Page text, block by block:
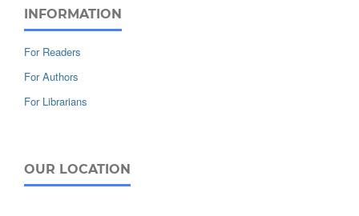
INFORMATION
For Readers
For Authors
For Librarians
OUR LOCATION